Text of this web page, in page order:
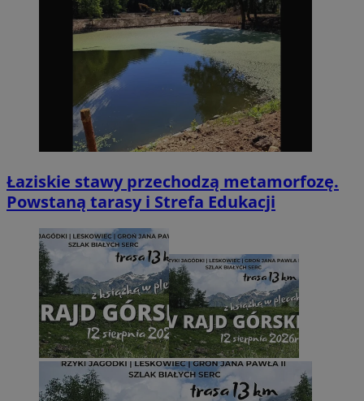
Łaziskie stawy przechodzą metamorfozę.
Powstaną tarasy i Strefa Edukacji